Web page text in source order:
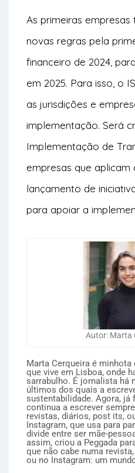
As primeiras
novas regras pela
financeiro de 2024,
em 2025. Para isso, o
as jurisdições e
implementação. Será
Implementação de
empresas que aplicam
lançamento de
para apoiar a
Autor: Marta
Marta Cerqueira é
que vive em Lisboa, onde
sarrabulho. É jornalista há
últimos dos quais a
sustentabilidade. Agora, já
continua a escrever
revistas, diários, post its,
Instagram, que usa para
divide entre ser mãe-
assim, criou a Peggada
que não cabe numa
ou no Instagram: um